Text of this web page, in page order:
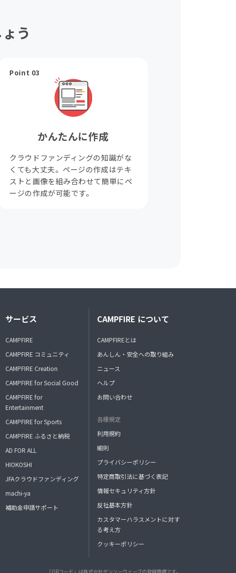
う
Point 03
かんたんに作成
クラウドファンディングの知識がな
くても大丈夫。ページの作成はテキ
ストと画像を組み合わせて簡単にペ
ージの作成が可能です。
サービス
CAMPFIRE
CAMPFIRE コミュニティ
CAMPFIRE Creation
CAMPFIRE for Social Good
CAMPFIRE for
Entertainment
CAMPFIRE for Sports
CAMPFIRE ふるさと納税
AD FOR ALL
HIOKOSHI
JFAクラウドファンディング
machi-ya
補助金申請サポート
CAMPFIRE について
CAMPFIREとは
あんしん・安全への取り組み
ニュース
ヘルプ
お問い合わせ
各種規定
利用規約
細則
プライバシーポリシー
特定商取引法に基づく表記
情報セキュリティ方針
反社基本方針
カスタマーハラスメントに対す
る考え方
クッキーポリシー
「QRコード」は株式会社デンソーウェーブの登録商標です。